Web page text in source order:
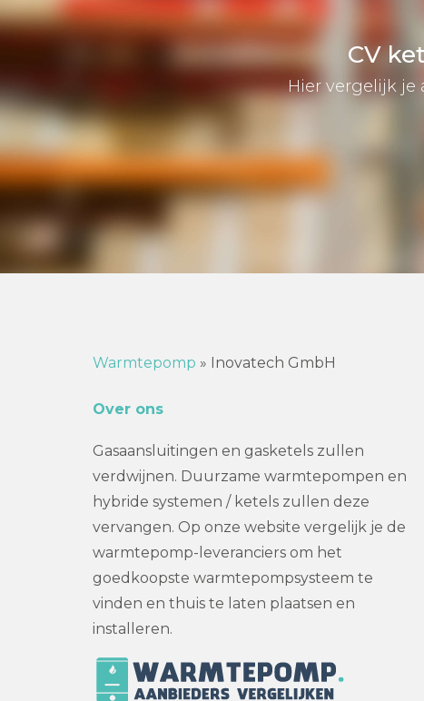
CV
Hier vergelijk je
Warmtepomp » Inovatech GmbH
Over ons
Gasaansluitingen en gasketels zullen
verdwijnen. Duurzame warmtepompen en
hybride systemen / ketels zullen deze
vervangen. Op onze website vergelijk je de
warmtepomp-leveranciers om het
goedkoopste warmtepompsysteem te
vinden en thuis te laten plaatsen en
installeren.